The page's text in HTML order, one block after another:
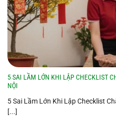
5 SAI LẦM LỚN KHI LẬP CHECKLIST
NỘI
5 Sai Lầm Lớn Khi Lập Checklist
[...]